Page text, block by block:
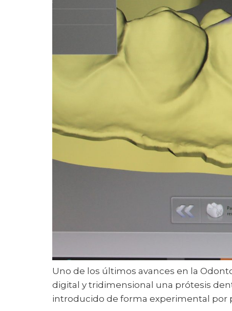
Uno de los últimos avances en la
digital y tridimensional una prótesis
introducido de forma experimental por